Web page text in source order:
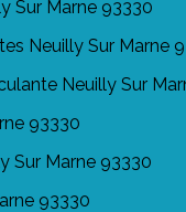
Sur Marne 93330
Neuilly Sur Marne
Neuilly Sur
93330
Sur Marne 93330
93330